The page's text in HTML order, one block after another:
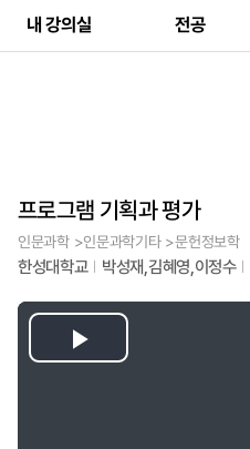
내 강의실 전공
프로그램 기획과 평가
인문과학 >인문과학기타 >문헌정보학
한성대학교 박성재,김혜영,이정수
Play